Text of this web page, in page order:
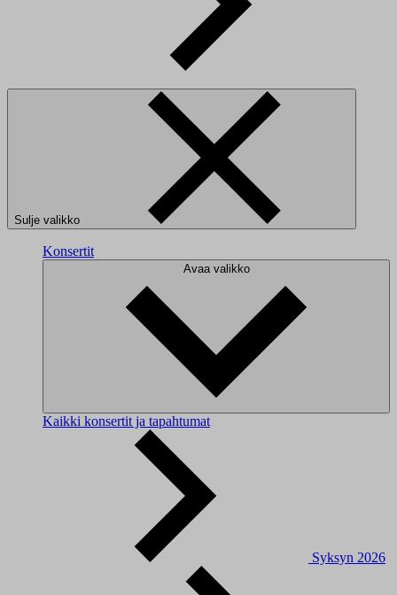
Sulje valikko
Konsertit
Avaa valikko
Kaikki konsertit ja tapahtumat
Syksyn 2026